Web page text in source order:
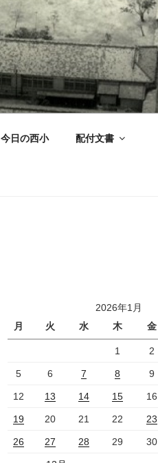
今日の西小 配付文書
2026年1月
月
火 水 木 金
1 2
5 6 7 8 9
12 13 14 15 16
19 20 21 22 23
26 27 28 29 30